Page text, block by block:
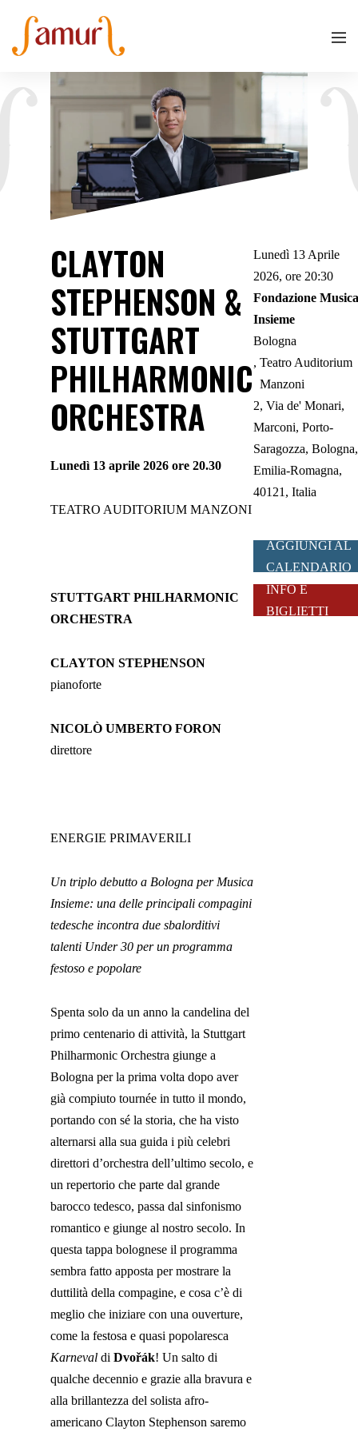
CLAYTON
STEPHENSON &
STUTTGART
PHILHARMONIC
ORCHESTRA
Lunedì 13 aprile 2026 ore 20.30
TEATRO AUDITORIUM MANZONI
STUTTGART PHILHARMONIC
ORCHESTRA
CLAYTON STEPHENSON
pianoforte
NICOLÒ UMBERTO FORON
direttore
ENERGIE PRIMAVERILI
Un triplo debutto a Bologna per Musica
Insieme: una delle principali compagini
tedesche incontra due sbalorditivi
talenti Under 30 per un programma
festoso e popolare
Spenta solo da un anno la candelina del
primo centenario di attività, la Stuttgart
Philharmonic Orchestra giunge a
Bologna per la prima volta dopo aver
già compiuto tournée in tutto il mondo,
portando con sé la storia, che ha visto
alternarsi alla sua guida i più celebri
direttori d’orchestra dell’ultimo secolo, e
un repertorio che parte dal grande
barocco tedesco, passa dal sinfonismo
romantico e giunge al nostro secolo. In
questa tappa bolognese il programma
sembra fatto apposta per mostrare la
duttilità della compagine, e cosa c’è di
meglio che iniziare con una ouverture,
come la festosa e quasi popolaresca
Karneval di Dvořák! Un salto di
qualche decennio e grazie alla bravura e
alla brillantezza del solista afro-
americano Clayton Stephenson saremo
Lunedì 13 Aprile
2026, ore 20:30
Fondazione Musica
Insieme
Bologna
Teatro Auditorium
Manzoni
2, Via de' Monari,
Marconi, Porto-
Saragozza, Bologna,
Emilia-Romagna,
40121, Italia
AGGIUNGI AL
CALENDARIO
INFO E
BIGLIETTI